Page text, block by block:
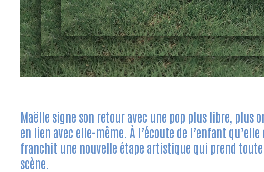
Maëlle signe son retour avec une pop plus libre, plus
en lien avec elle-même. À l’écoute de l’enfant
franchit une nouvelle étape artistique qui prend
scène.